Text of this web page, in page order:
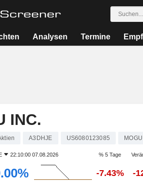
Analysen Termine
INC.
A3DHJE US6080123085 MOGU
22:10:00 07.08.2026 % 5 Tage
-7.43% -